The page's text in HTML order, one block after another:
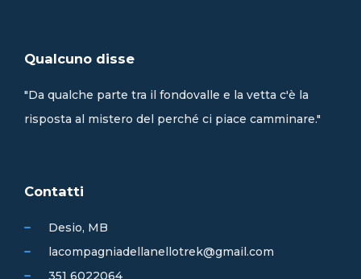
Qualcuno disse
"Da qualche parte tra il fondovalle e la vetta c'è la
risposta al mistero del perché ci piace camminare."
Contatti
Desio, MB
lacompagniadellanellotrek@gmail.com
351 6022064